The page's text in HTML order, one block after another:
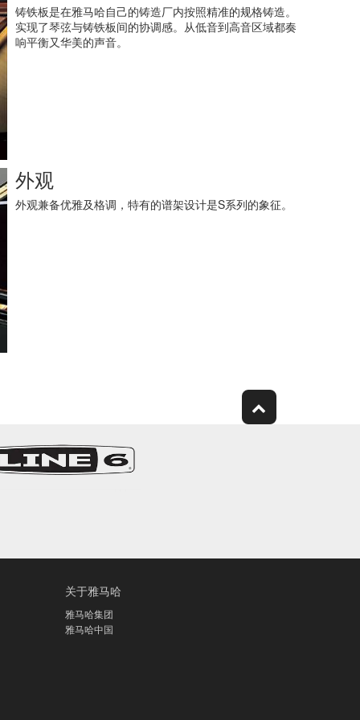
铸铁板是在雅马哈自己的铸造厂内按照精准的规格铸造。
实现了琴弦与铸铁板间的协调感。从低音到高音区域都奏
响平衡又华美的声音。
外观
外观兼备优雅及格调，特有的谱架设计是S系列的象征。
关于雅马哈
雅马哈集团
雅马哈中国